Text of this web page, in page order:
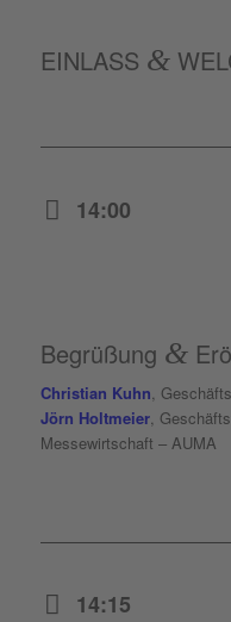
EINLASS &
14:00
Begrüßung &
Christian Kuhn,
Jörn Holtmeier,
Messewirtschaft – AUMA
14:15